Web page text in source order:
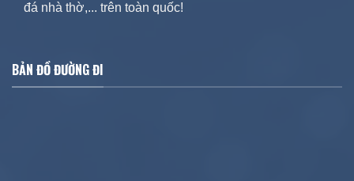
đá nhà thờ,... trên toàn quốc!
BẢN ĐỒ ĐƯỜNG ĐI